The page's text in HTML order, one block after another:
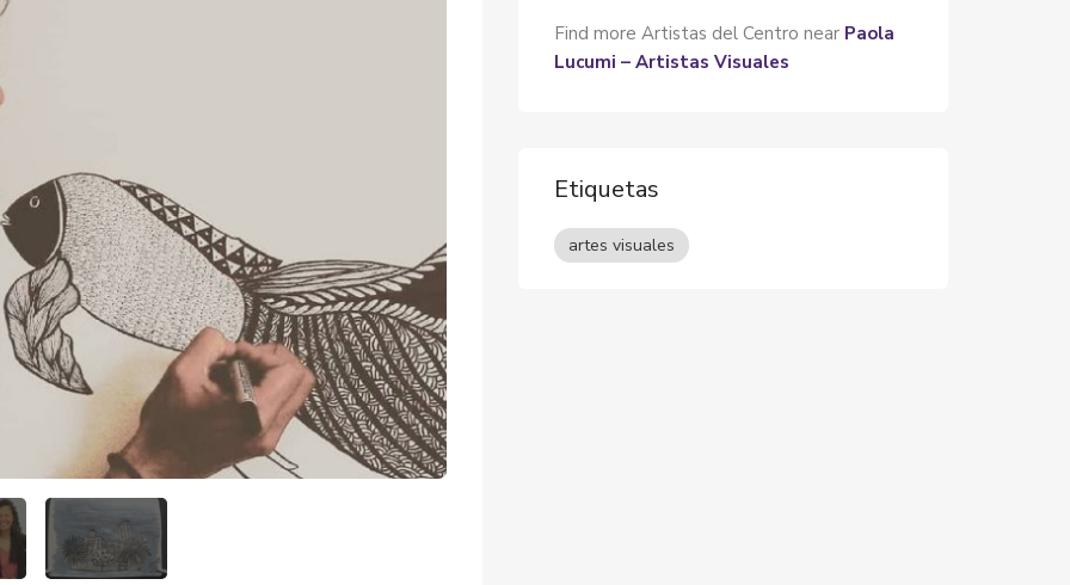
Find more Artistas del Centro near Paola
Lucumi – Artistas Visuales
Etiquetas
artes visuales